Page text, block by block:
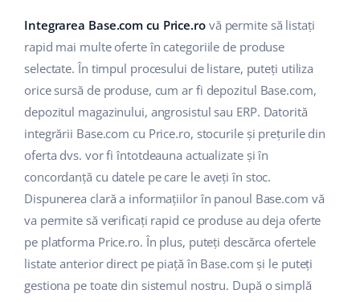
Managementul transporturilor
Automatizarea fluxului de lucru
Base Connect
AI pentru comerțul electronic
Base Analytics
Casă și grădină
Produse pentru copii
Electronică
Piese auto
Supermarket
Sănătate și frumusețe
Modă
Suport
Blog
Servicii
Implementari de sistem
Auditul conturilor
Altele
Română
english (US)
english (GB)
english (IN)
čeština
deutsch
Ελληνικά
español (AR)
Integrarea Base.com cu Price.rovă permite să listați
rapid mai multe oferte în categoriile de produse
selectate. În timpul procesului de listare, puteți utiliza
orice sursă de produse, cum ar fi depozitul Base.com,
depozitul magazinului, angrosistul sau ERP. Datorită
integrării Base.com cu Price.ro, stocurile și prețurile din
oferta dvs. vor fi întotdeauna actualizate și în
concordanță cu datele pe care le aveți în stoc.
Dispunerea clară a informațiilor în panoul Base.com vă
va permite să verificați rapid ce produse au deja oferte
pe platforma Price.ro. În plus, puteți descărca ofertele
listate anterior direct pe piață în Base.com și le puteți
gestiona pe toate din sistemul nostru. După o simplă